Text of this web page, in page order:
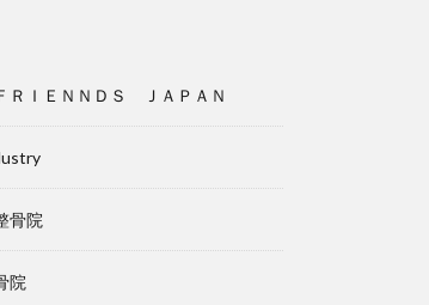
ＲＩＥＮＮＤＳ ＪＡＰＡＮ
骨院
院